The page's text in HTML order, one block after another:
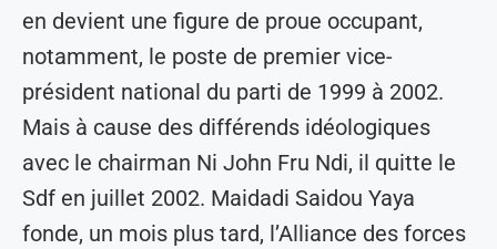
en devient une figure de proue occupant,
notamment, le poste de premier vice-
président national du parti de 1999 à 2002.
Mais à cause des différends idéologiques
avec le chairman Ni John Fru Ndi, il quitte le
Sdf en juillet 2002. Maidadi Saidou Yaya
fonde, un mois plus tard, l’Alliance des forces